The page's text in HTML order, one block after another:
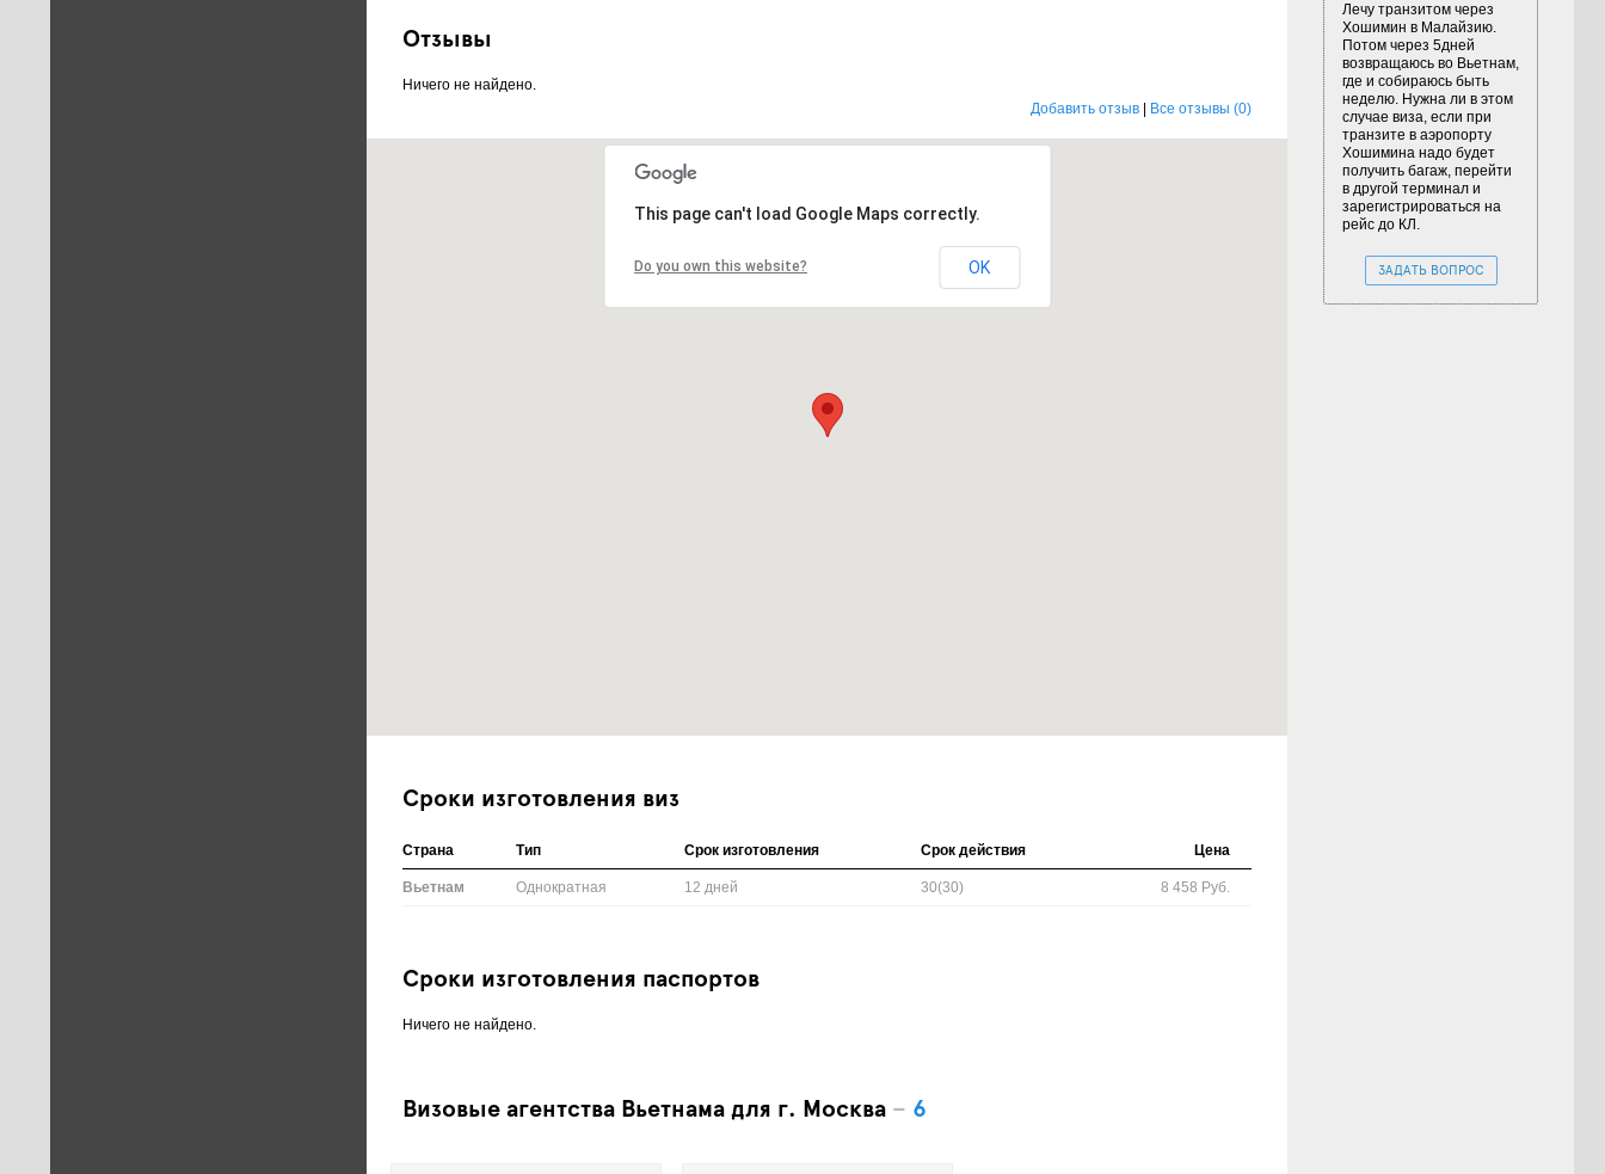
Отзывы
Ничего не найдено.
Добавить отзыв
Все отзывы (0)
This page can't load Google Maps correctly.
Do you own this website? OK
Сроки изготовления виз
Страна Тип Срок изготовления Срок действия Цена
Вьетнам Однократная 12 дней 30(30) 8 458 Руб.
Сроки изготовления паспортов
Ничего не найдено.
Визовые агентства Вьетнама для г. Москва – 6
Лечу транзитом через
Хошимин в Малайзию.
Потом через 5дней
возвращаюсь во Вьетнам,
где и собираюсь быть
неделю. Нужна ли в этом
случае виза, если при
транзите в аэропорту
Хошимина надо будет
получить багаж, перейти
в другой терминал и
зарегистрироваться на
рейс до КЛ.
ЗАДАТЬ ВОПРОС